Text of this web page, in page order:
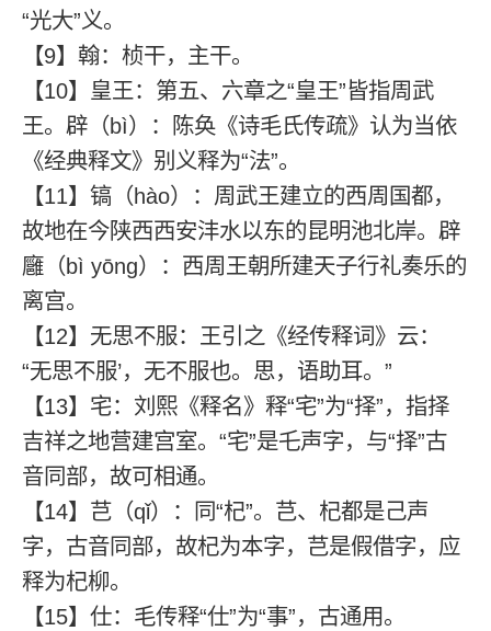
“光大”义。
【9】翰：桢干，主干。
【10】皇王：第五、六章之“皇王”皆指周武
王。辟（bì）：陈奂《诗毛氏传疏》认为当依
《经典释文》别义释为“法”。
【11】镐（hào）：周武王建立的西周国都，
故地在今陕西西安沣水以东的昆明池北岸。辟
廱（bì yōnɡ）：西周王朝所建天子行礼奏乐的
离宫。
【12】无思不服：王引之《经传释词》云：
“无思不服’，无不服也。思，语助耳。”
【13】宅：刘熙《释名》释“宅”为“择”，指择
吉祥之地营建宫室。“宅”是乇声字，与“择”古
音同部，故可相通。
【14】芑（qǐ）：同“杞”。芑、杞都是己声
字，古音同部，故杞为本字，芑是假借字，应
释为杞柳。
【15】仕：毛传释“仕”为“事”，古通用。